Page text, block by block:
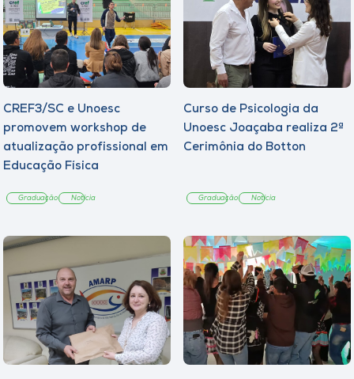
CREF3/SC e Unoesc
promovem workshop de
atualização profissional em
Educação Física
Graduação Notícia
Curso de Psicologia da
Unoesc Joaçaba realiza 2ª
Cerimônia do Botton
Graduação Notícia